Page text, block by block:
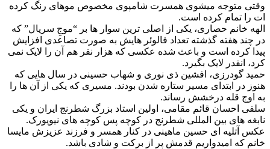
وقتی متوجه میشوی همسرت شامپوی مخصوص موهای رنگ کرده
ات را تمام کرده است.
الهه خانم حصاری، یکی از اصلی ترین سوار ها بر “موجِ سریال” که
در چند هفته گذشته تعداد فالوئر هایش به صورت تصاعدی افزایش
پیدا کرده است و باعث شده عکسی که هزار نفر هم آن را لایک نمی
کرد، انقدر لایک بگیرد.
حمید گودرزی، افشین ذی نوری و شهاب حسینی در سال هایی که
هنوز در ابتدای مسیر ستاره شدن بودند. مسیری که یکی از آن ها را
به اوج قله درخشش رساند.
سلفی احسان قائم مقامی، اولین استاد بزرگ شطرنج ایران و یکی
نابغه های بین المللی شطرنج در کوچه پس کوچه های نیویورک.
عکس آتلیه ای حسین ماهینی در کنار همسر و فرزند عزیزش مایسا
خانم که امیدواریم قدمش پر از برکت و شادی باشد.